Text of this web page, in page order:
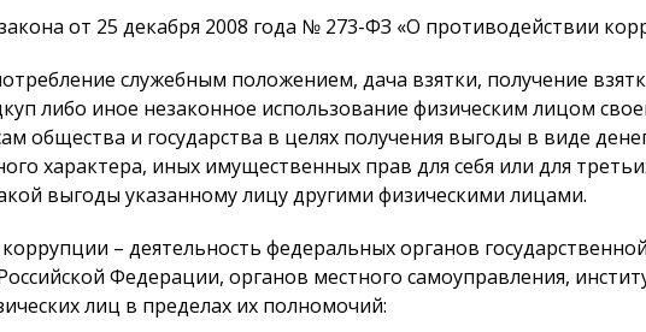
от 25 декабря 2008 года № 273-ФЗ «О противодействии
служебным положением, дача взятки, получение
либо иное незаконное использование физическим лицом
общества и государства в целях получения выгоды в виде
характера, иных имущественных прав для себя или для
выгоды указанному лицу другими физическими лицами.
– деятельность федеральных органов
Федерации, органов местного самоуправления,
лиц в пределах их полномочий: